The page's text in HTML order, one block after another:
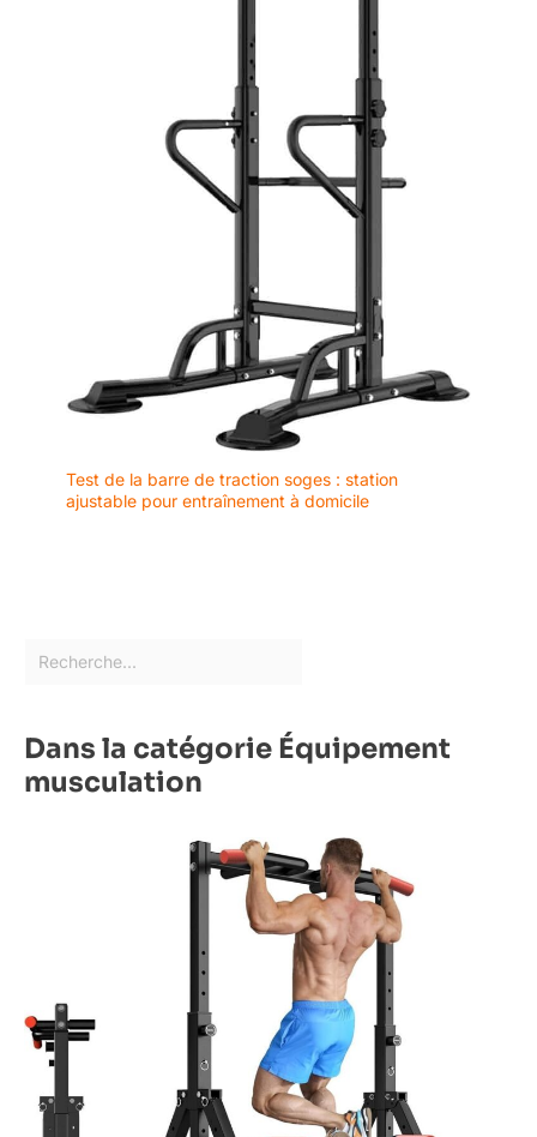
Test de la barre de traction soges : station
ajustable pour entraînement à domicile
Dans la catégorie Équipement
musculation